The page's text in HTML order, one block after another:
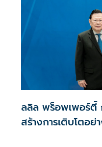
ลลิล พร็อพเพอร์ตี้
สร้างการเติบโตอ